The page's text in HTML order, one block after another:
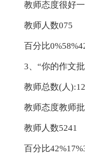
教师态度很好
教师人数075
百分比
3、“你的作文
教师总数(人):12
教师态度教师
教师人数5241
百分比